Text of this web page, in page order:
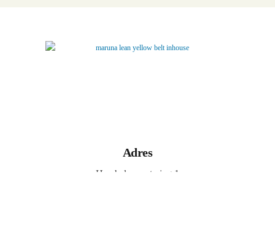
Adres
Hambakenwetering 1